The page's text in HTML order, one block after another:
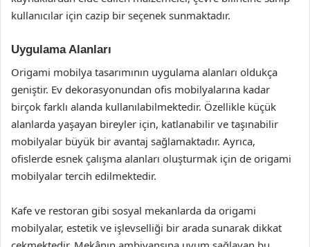
kullanıcılar için cazip bir seçenek sunmaktadır.
Uygulama Alanları
Origami mobilya tasarımının uygulama alanları oldukça
geniştir. Ev dekorasyonundan ofis mobilyalarına kadar
birçok farklı alanda kullanılabilmektedir. Özellikle küçük
alanlarda yaşayan bireyler için, katlanabilir ve taşınabilir
mobilyalar büyük bir avantaj sağlamaktadır. Ayrıca,
ofislerde esnek çalışma alanları oluşturmak için de origami
mobilyalar tercih edilmektedir.
Kafe ve restoran gibi sosyal mekanlarda da origami
mobilyalar, estetik ve işlevselliği bir arada sunarak dikkat